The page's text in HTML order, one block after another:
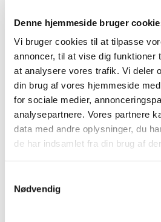
Denne hjemmeside bruger
Vi bruger cookies til at tilpasse
annoncer, til at vise dig funktioner
at analysere vores trafik. Vi deler
din brug af vores hjemmeside
for sociale medier,
analysepartnere. Vores partnere
data med andre oplysninger, du
de har indsamlet fra din brug af
Nødvendig
2020 (7)
2019 (39)
december (4)
november (5)
oktober (7)
september (2)
august (3)
juli (2)
juni (1)
maj (1)
marts (3)